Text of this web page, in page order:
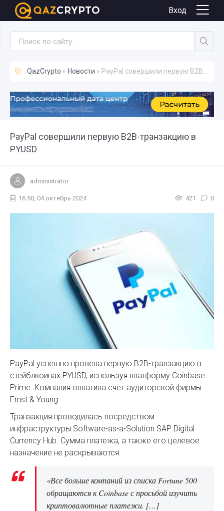
Вход
QazCrypto » Новости » PayPal совершили первую B2B-транзакцию в PYUSD
PayPal совершили первую B2B-транзакцию в
PYUSD
Новости
administrator
16:50, 04 октябрь 2024 421 0
PayPal успешно провела первую B2B-транзакцию в
стейблкоинах PYUSD, используя платформу Coinbase
Prime. Компания оплатила счет аудиторской фирмы
Ernst & Young.
Транзакция проводилась посредством
инфраструктуры Software-as-a-Solution SAP Digital
Currency Hub. Сумма платежа, а также его целевое
назначение не раскрываются.
«Все больше компаний из списка Fortune 500
обращаются к Coinbase с просьбой изучить
криптовалютные платежи. […]